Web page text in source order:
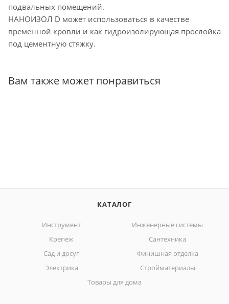
подвальных помещений.
НАНОИЗОЛ D может использоваться в качестве
временной кровли и как гидроизолирующая прослойка
под цементную стяжку.
Вам также может понравиться
КАТАЛОГ
Инструмент
Инженерные системы
Крепеж
Сантехника
Сад и досуг
Финишная отделка
Электрика
Стройматериалы
Товары для дома